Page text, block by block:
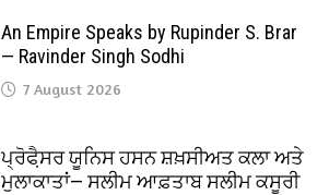
An Empire Speaks by Rupinder S. Brar
— Ravinder Singh Sodhi
7 August 2026
ਪ੍ਰੋਫੈ਼ਸਰ ਯੂਨਿਸ ਹਸਨ ਸ਼ਖ਼ਸੀਅਤ ਕਲਾ ਅਤੇ
ਮੁਲਾਕਾਤਾਂ— ਸਲੀਮ ਆਫ਼ਤਾਬ ਸਲੀਮ ਕਸੂਰੀ